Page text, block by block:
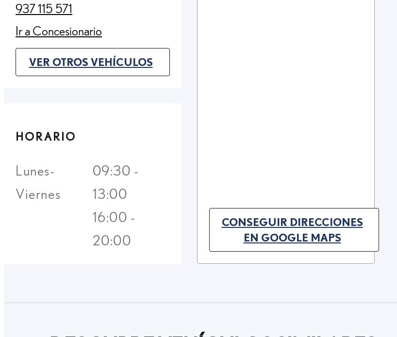
937 115 571
(Opens in new tab)
Ir a Concesionario
(Opens in new tab)
VER OTROS VEHÍCULOS
(OPENS IN NEW TAB)
CONSEGUIR DIRECCIONES
EN GOOGLE MAPS(OPENS IN NEW TAB)
HORARIO
Lunes-
Viernes
09:30 -
13:00
16:00 -
20:00